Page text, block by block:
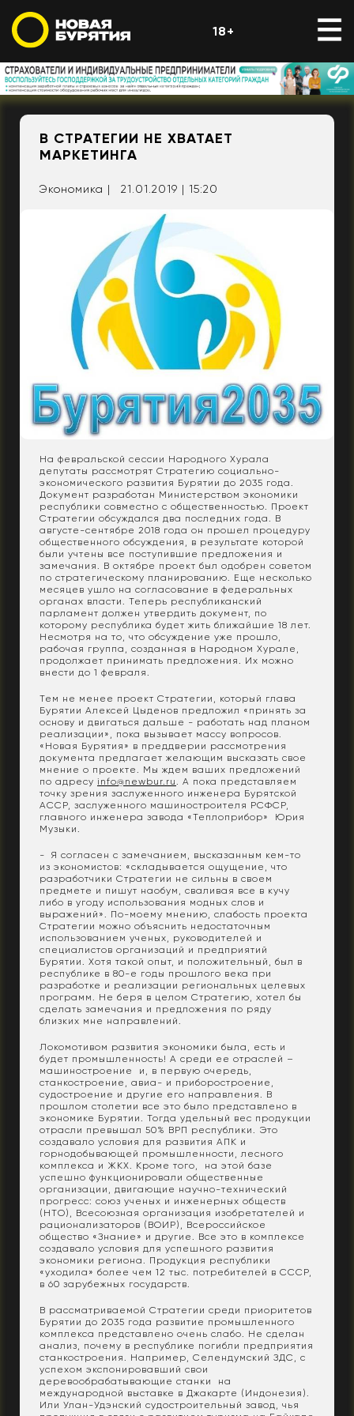
18+
В СТРАТЕГИИ НЕ ХВАТАЕТ
МАРКЕТИНГА
Экономика | 21.01.2019 | 15:20
На февральской сессии Народного Хурала
депутаты рассмотрят Стратегию социально-
экономического развития Бурятии до 2035 года.
Документ разработан Министерством экономики
республики совместно с общественностью. Проект
Стратегии обсуждался два последних года. В
августе-сентябре 2018 года он прошел процедуру
общественного обсуждения, в результате которой
были учтены все поступившие предложения и
замечания. В октябре проект был одобрен советом
по стратегическому планированию. Еще несколько
месяцев ушло на согласование в федеральных
органах власти. Теперь республиканский
парламент должен утвердить документ, по
которому республика будет жить ближайшие 18 лет.
Несмотря на то, что обсуждение уже прошло,
рабочая группа, созданная в Народном Хурале,
продолжает принимать предложения. Их можно
внести до 1 февраля.
Тем не менее проект Стратегии, который глава
Бурятии Алексей Цыденов предложил «принять за
основу и двигаться дальше - работать над планом
реализации», пока вызывает массу вопросов.
«Новая Бурятия» в преддверии рассмотрения
документа предлагает желающим высказать свое
мнение о проекте. Мы ждем ваших предложений
по адресу info@newbur.ru. А пока представляем
точку зрения заслуженного инженера Бурятской
АССР, заслуженного машиностроителя РСФСР,
главного инженера завода «Теплоприбор» Юрия
Музыки.
- Я согласен с замечанием, высказанным кем-то
из экономистов: «складывается ощущение, что
разработчики Стратегии не сильны в своем
предмете и пишут наобум, сваливая все в кучу
либо в угоду использования модных слов и
выражений». По-моему мнению, слабость проекта
Стратегии можно объяснить недостаточным
использованием ученых, руководителей и
специалистов организаций и предприятий
Бурятии. Хотя такой опыт, и положительный, был в
республике в 80-е годы прошлого века при
разработке и реализации региональных целевых
программ. Не беря в целом Стратегию, хотел бы
сделать замечания и предложения по ряду
близких мне направлений.
Локомотивом развития экономики была, есть и
будет промышленность! А среди ее отраслей –
машиностроение и, в первую очередь,
станкостроение, авиа- и приборостроение,
судостроение и другие его направления. В
прошлом столетии все это было представлено в
экономике Бурятии. Тогда удельный вес продукции
отрасли превышал 50% ВРП республики. Это
создавало условия для развития АПК и
горнодобывающей промышленности, лесного
комплекса и ЖКХ. Кроме того, на этой базе
успешно функционировали общественные
организации, двигающие научно-технический
прогресс: союз ученых и инженерных обществ
(НТО), Всесоюзная организация изобретателей и
рационализаторов (ВОИР), Всероссийское
общество «Знание» и другие. Все это в комплексе
создавало условия для успешного развития
экономики региона. Продукция республики
«уходила» более чем 12 тыс. потребителей в СССР,
в 60 зарубежных государств.
В рассматриваемой Стратегии среди приоритетов
Бурятии до 2035 года развитие промышленного
комплекса представлено очень слабо. Не сделан
анализ, почему в республике погибли предприятия
станкостроения. Например, Селендумский ЗДС, с
успехом экспонировавший свои
деревообрабатывающие станки на
международной выставке в Джакарте (Индонезия).
Или Улан-Удэнский судостроительный завод, чья